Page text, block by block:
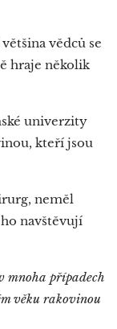
vědců se
hraje několik
univerzity
kteří jsou
neměl
navštěvují
mnoha případech
věku rakovinou